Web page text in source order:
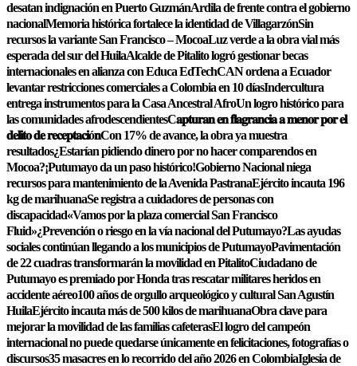
desatan indignación en Puerto GuzmánArdila de frente contra el gobierno
nacionalMemoria histórica fortalece la identidad de VillagarzónSin
recursos la variante San Francisco – MocoaLuz verde a la obra vial más
esperada del sur del HuilaAlcalde de Pitalito logró gestionar becas
internacionales en alianza con Educa EdTechCAN ordena a Ecuador
levantar restricciones comerciales a Colombia en 10 díasIndercultura
entrega instrumentos para la Casa Ancestral AfroUn logro histórico para
las comunidades afrodescendientesC𝐚𝐩𝐭𝐮𝐫𝐚𝐧 𝐞𝐧 𝐟𝐥𝐚𝐠𝐫𝐚𝐧𝐜𝐢𝐚 𝐚 𝐦𝐞𝐧𝐨𝐫 𝐩𝐨𝐫 𝐞𝐥
𝐝𝐞𝐥𝐢𝐭𝐨 𝐝𝐞 𝐫𝐞𝐜𝐞𝐩𝐭𝐚𝐜𝐢ó𝐧Con 17% de avance, la obra ya muestra
resultados¿Estarían pidiendo dinero por no hacer comparendos en
Mocoa?¡Putumayo da un paso histórico!Gobierno Nacional niega
recursos para mantenimiento de la Avenida PastranaEjército incauta 196
kg de marihuanaSe registra a cuidadores de personas con
discapacidad«Vamos por la plaza comercial San Francisco
Fluid»¿Prevención o riesgo en la vía nacional del Putumayo?Las ayudas
sociales continúan llegando a los municipios de PutumayoPavimentación
de 22 cuadras transformarán la movilidad en PitalitoCiudadano de
Putumayo es premiado por Honda tras rescatar militares heridos en
accidente aéreo100 años de orgullo arqueológico y cultural San Agustín
HuilaEjército incauta más de 500 kilos de marihuanaObra clave para
mejorar la movilidad de las familias cafeterasEl logro del campeón
internacional no puede quedarse únicamente en felicitaciones, fotografías o
discursos35 masacres en lo recorrido del año 2026 en ColombiaIglesia de